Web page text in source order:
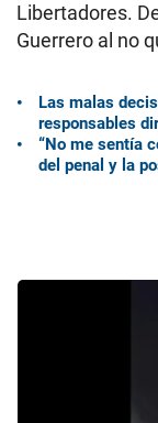
Libertadores.
Guerrero al no
Las malas
responsables
“No me sentía
del penal y la